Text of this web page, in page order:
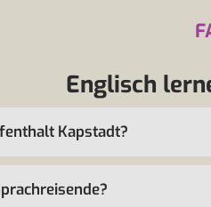
Englisch
Kapstadt?